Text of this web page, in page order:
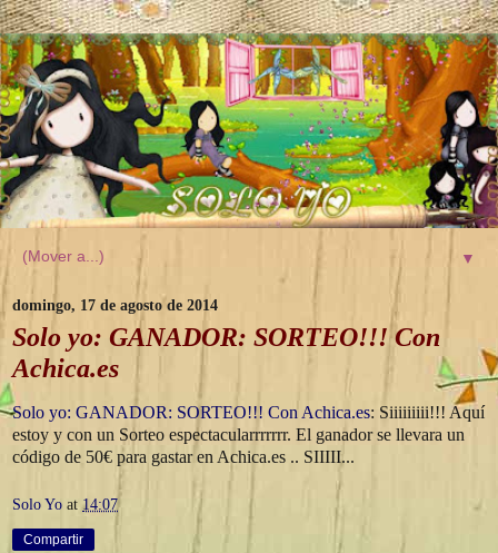
▼
domingo, 17 de agosto de 2014
Solo yo: GANADOR: SORTEO!!! Con
Achica.es
Solo yo: GANADOR: SORTEO!!! Con Achica.es: Siiiiiiiii!!! Aquí
estoy y con un Sorteo espectacularrrrrrr. El ganador se llevara un
código de 50€ para gastar en Achica.es .. SIIIII...
Solo Yo at 14:07
Compartir